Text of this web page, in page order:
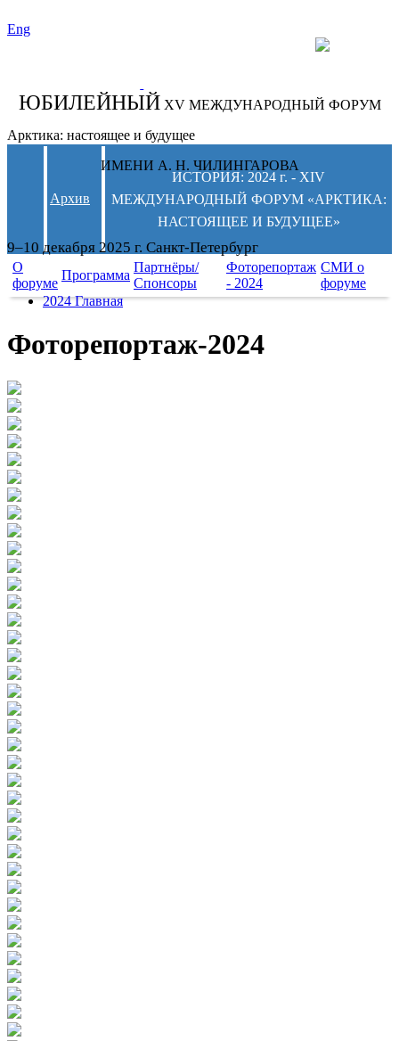
Eng
ЮБИЛЕЙНЫЙ XV МЕЖДУНАРОДНЫЙ ФОРУМ
Арктика: настоящее и будущее
ИМЕНИ А. Н. ЧИЛИНГАРОВА
9–10 декабря 2025 г. Санкт-Петербург
Архив
ИСТОРИЯ: 2024 г. - XIV
МЕЖДУНАРОДНЫЙ ФОРУМ «АРКТИКА:
НАСТОЯЩЕЕ И БУДУЩЕЕ»
О
форуме
Программа
Партнёры/
Спонсоры
Фоторепортаж
- 2024
СМИ о
форуме
2024 Главная
Фоторепортаж-2024